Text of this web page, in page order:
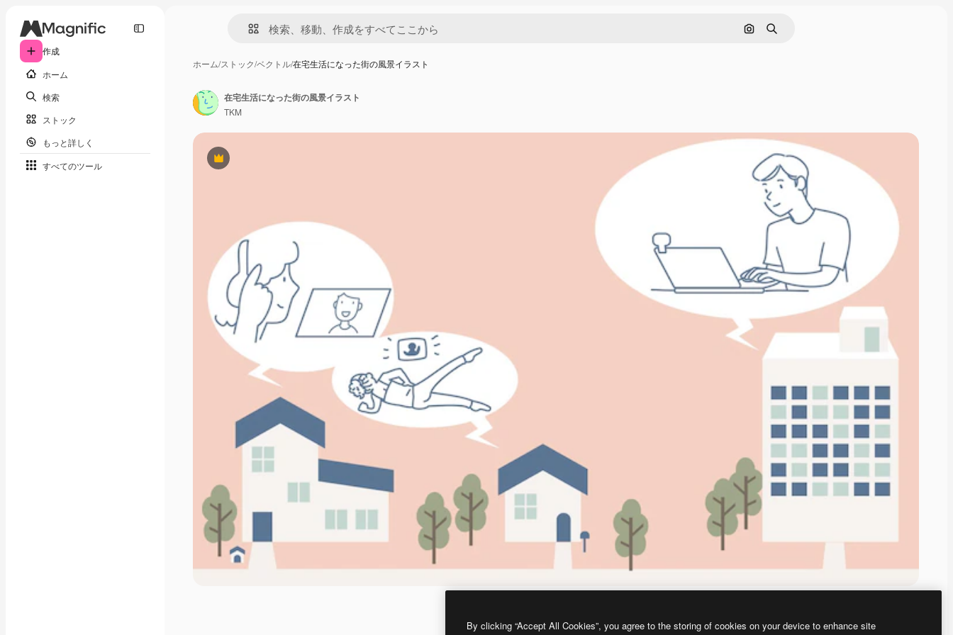
作成
ホーム
検索
ストック
もっと詳しく
すべてのツール
画像で検索
検索
ホーム/ストック/ベクトル/在宅生活になった街の風景イラスト
Premium
在宅生活になった街の風景イラスト
TKM
By clicking “Accept All Cookies”, you agree to the storing of cookies on your device to enhance site